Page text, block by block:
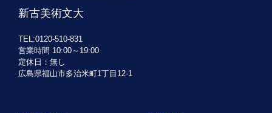
新古美術文大
TEL:0120-510-831
営業時間 10:00～19:00
定休日：無し
広島県福山市多治米町1丁目12-1